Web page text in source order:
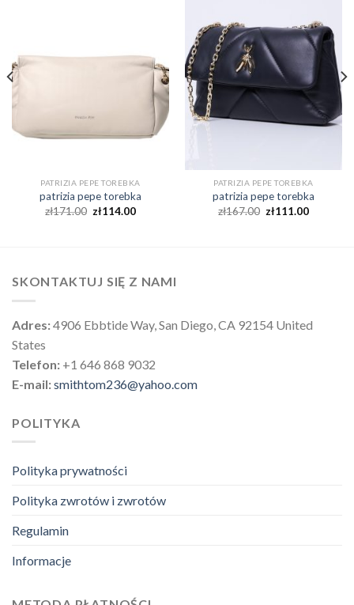
PATRIZIA PEPE TOREBKA
patrizia pepe torebka
zł171.00 zł114.00
PATRIZIA PEPE TOREBKA
patrizia pepe torebka
zł167.00 zł111.00
SKONTAKTUJ SIĘ Z NAMI
Adres:4906 Ebbtide Way, San Diego, CA 92154 United
States
Telefon: +1 646 868 9032
E-mail:smithtom236@yahoo.com
POLITYKA
Polityka prywatności
Polityka zwrotów i zwrotów
Regulamin
Informacje